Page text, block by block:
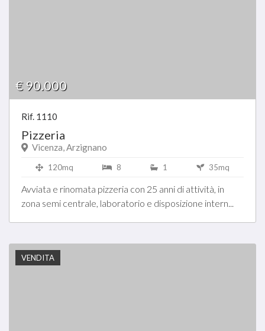
€ 90.000
Rif. 1110
Pizzeria
Vicenza, Arzignano
120mq 8 1 35mq
Avviata e rinomata pizzeria con 25 anni di attività, in
zona semi centrale, laboratorio e disposizione intern...
VENDITA